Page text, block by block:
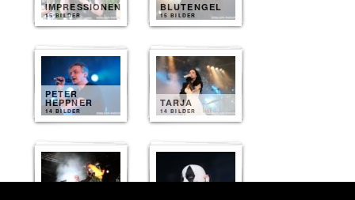
IMPRESSIONEN
15 BILDER
BLUTENGEL
15 BILDER
PETER
HEPPNER
14 BILDER
TARJA
14 BILDER